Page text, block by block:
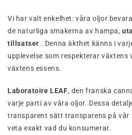
Vi har valt enkelhet: våra oljor
de naturliga smakerna av hampa,
tillsatser . Denna äkthet känns i
upplevelse som respekterar
växtens essens.
Laboratoire LEAF, den franska
varje parti av våra oljor. Dessa
transparent sätt transparens på
veta exakt vad du konsumerar.